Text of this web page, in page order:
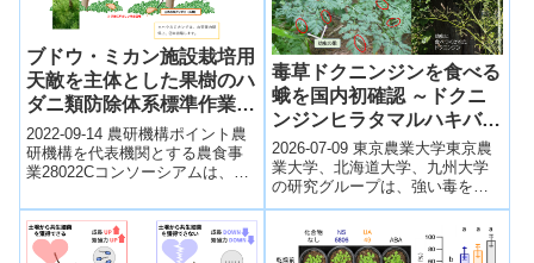
ブドウ・ミカン施設栽培用
天敵を主体とした果樹のハ
ダニ類防除体系標準作業手
順書を公開
2022-09-14 農研機構ポイント農
研機構を代表機関とする農食事
業28022Cコンソーシアムは、果
て、ブドウおよびミカンの施設
栽培...
毒草ドクニンジンを食べる
蛾を国内初確認 ～ドクニ
ンジンヒラタマルハキバガ
の和名を提唱～
2026-07-09 東京農業大学東京農
業大学、北海道大学、九州大学
の研究グループは、強い毒を持
つ侵略的外来植物ドクニンジン
のみを食べる蛾Agonopterix...